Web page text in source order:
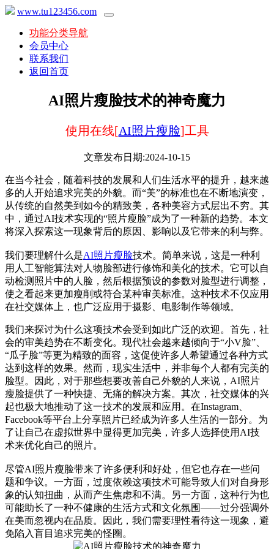
www.tu123456.com
功能分类导航
会员中心
联系我们
返回首页
AI照片瘦脸技术的神奇魔力
使用在线[AI照片瘦脸]工具
文章发布日期:2024-10-15
在当今社会，随着科技的发展和人们生活水平的提升，越来越
多的人开始追求完美的外貌。而“美”的标准也在不断地演变，
从传统的自然美到如今的精致美，各种美容方式层出不穷。其
中，通过AI技术实现的“照片瘦脸”成为了一种新的趋势。本文
将深入探索这一现象背后的原因、影响以及它带来的利与弊。
我们要理解什么是AI照片瘦脸技术。简单来说，这是一种利
用人工智能算法对人物脸部进行修饰和美化的技术。它可以自
动检测照片中的人脸，然后根据预设的参数对脸型进行调整，
使之看起来更加瘦削或符合某种审美标准。这种技术不仅应用
在社交媒体上，也广泛应用于摄影、电影制作等领域。
我们来探讨为什么这项技术会受到如此广泛的欢迎。首先，社
会的审美趋势在不断变化。现代社会越来越倾向于“小V脸”、
“瓜子脸”等更为精致的面容，这促使许多人希望通过各种方式
达到这样的效果。然而，现实生活中，并非每个人都有完美的
脸型。因此，对于那些想要改善自己外貌的人来说，AI照片
瘦脸提供了一种快捷、无痛的解决方案。其次，社交媒体的兴
起也极大地推动了这一技术的发展和应用。在Instagram、
Facebook等平台上分享照片已经成为许多人生活的一部分。为
了让自己在虚拟世界中显得更加完美，许多人选择使用AI技
术来优化自己的照片。
尽管AI照片瘦脸带来了许多便利和好处，但它也存在一些问
题和争议。一方面，过度依赖这项技术可能导致人们对自身形
象的认知扭曲，从而产生焦虑和不满。另一方面，这种行为也
可能助长了一种不健康的生活方式和文化氛围——过分强调外
在美而忽视内在品质。因此，我们需要理性看待这一现象，避
免陷入盲目追求完美的怪圈。